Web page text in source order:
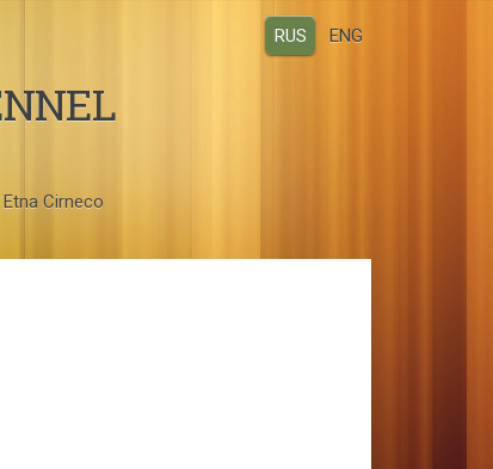
Etna Cirneco
RUS ENG